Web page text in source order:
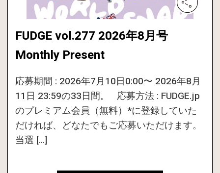
FUDGE vol.277 2026年8月号
Monthly Present
応募期間 : 2026年7月10日0:00〜 2026年8月
11日 23:59の33日間。 応募方法 : FUDGE.jp
のプレミアム会員（無料）*に登録していた
だければ、どなたでもご応募いただけます。
当選 […]